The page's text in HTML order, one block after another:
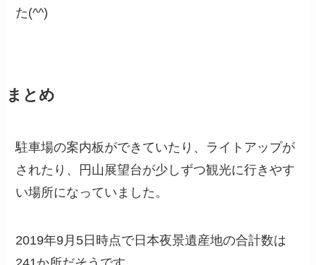
た(^^)
まとめ
駐車場の案内板ができていたり、ライトアップが
されたり、円山展望台が少しずつ観光に行きやす
い場所になっていました。
2019年9月5日時点で日本夜景遺産地の合計数は